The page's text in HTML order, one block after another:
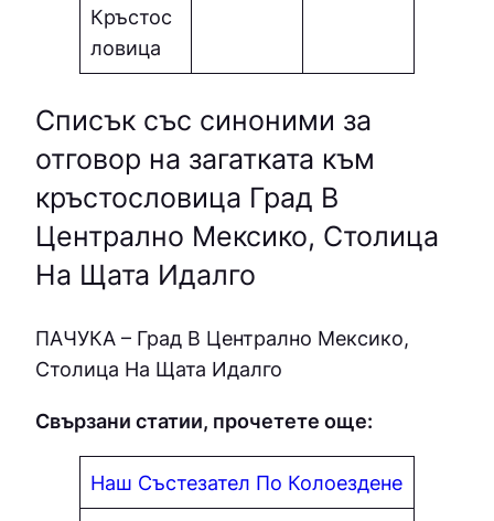
Кръстос
ловица
Списък със синоними за
отговор на загатката към
кръстословица Град В
Централно Мексико, Столица
На Щата Идалго
ПAЧУКA – Град В Централно Мексико,
Столица На Щата Идалго
Свързани статии, прочетете още:
Наш Състезател По Колоездене